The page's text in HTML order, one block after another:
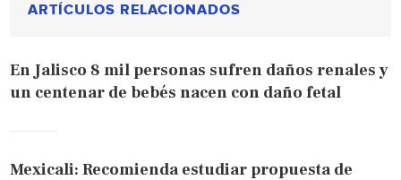
ARTÍCULOS RELACIONADOS
En Jalisco 8 mil personas sufren daños renales y
un centenar de bebés nacen con daño fetal
Mexicali: Recomienda estudiar propuesta de